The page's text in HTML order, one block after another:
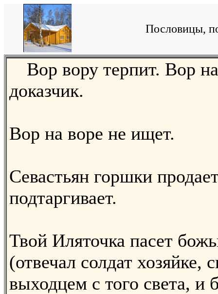
Пословицы,
Вор вору терпит. Вор
доказчик.
Вор на воре не ищет.
Севастьян горшки
подтаргивает.
Твой Иляточка пасет
(отвечал солдат хозяйке,
выходцем с того света, и